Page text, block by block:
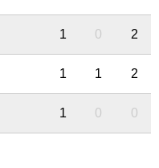
1 0 2
1 1 2
1 0 0